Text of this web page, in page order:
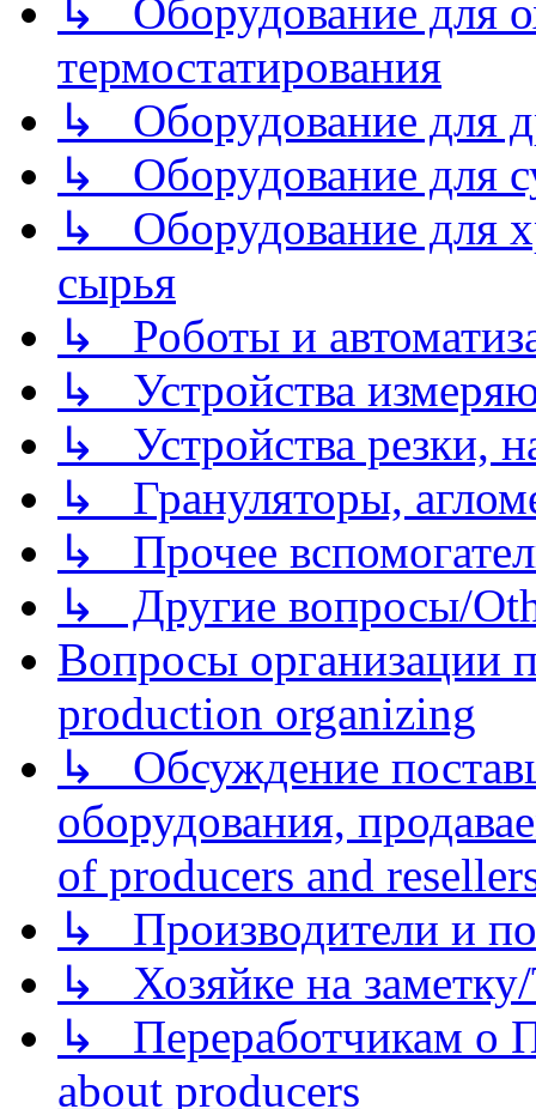
↳ Оборудование для
термостатирования
↳ Оборудование для
↳ Оборудование для
↳ Оборудование для
сырья
↳ Роботы и
↳ Устройства
↳ Устройства резки,
↳ Грануляторы,
↳ Прочее
↳ Другие вопросы/
Вопросы организации
production organizing
↳ Обсуждение
оборудования,
of producers and
↳ Производители и
↳ Хозяйке на
↳ Переработчикам о
about producers